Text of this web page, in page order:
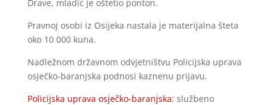
Drave, mladić je oštetio ponton.
Pravnoj osobi iz Osijeka nastala je materijalna šteta
oko 10 000 kuna.
Nadležnom državnom odvjetništvu Policijska uprava
osječko-baranjska podnosi kaznenu prijavu.
Policijska uprava osječko-baranjska: službeno